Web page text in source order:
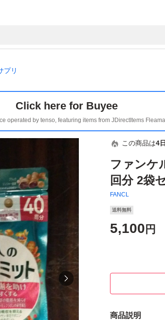
プリ
Click here for Buyee
operated by tenso, featuring items from JDirectItems
この商品は4日
ファンケ
回分 2袋
FANCL
送料無料
5,100 円
商品説明